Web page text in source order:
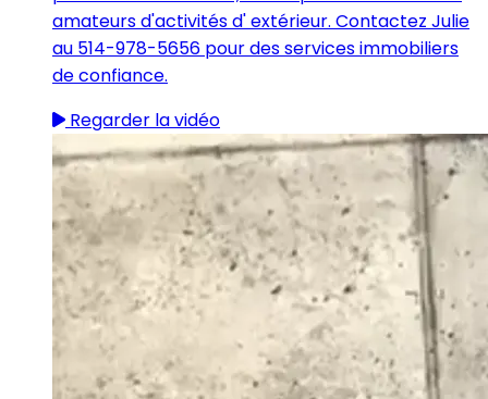
amateurs d'activités d' extérieur. Contactez Julie
au 514-978-5656 pour des services immobiliers
de confiance.
Regarder la vidéo